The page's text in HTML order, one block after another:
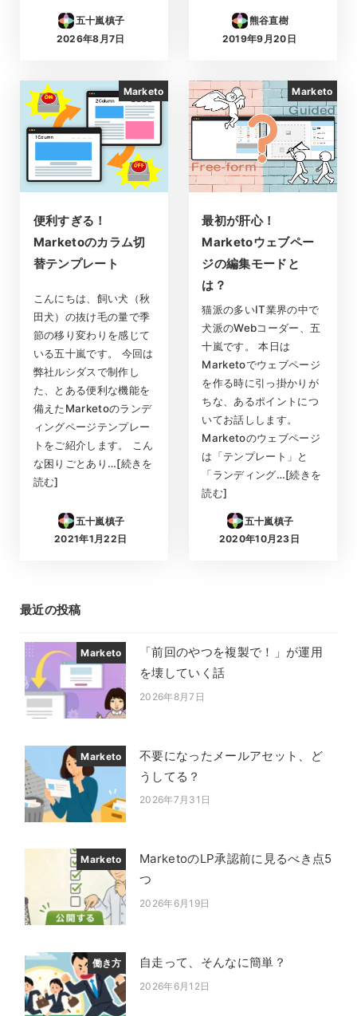
五十嵐槙子
投稿日
2026年8月7日
熊谷直樹
投稿日
2019年9月20日
Marketo
便利すぎる！
Marketoのカラム切
替テンプレート
こんにちは、飼い犬（秋
田犬）の抜け毛の量で季
節の移り変わりを感じて
いる五十嵐です。 今回は
弊社ルシダスで制作し
た、とある便利な機能を
備えたMarketoのランデ
ィングページテンプレー
トをご紹介します。 こん
な困りごとあり…[続きを
読む]
五十嵐槙子
投稿日
2021年1月22日
Marketo
最初が肝心！
Marketoウェブペー
ジの編集モードと
は？
猫派の多いIT業界の中で
犬派のWebコーダー、五
十嵐です。 本日は
Marketoでウェブページ
を作る時に引っ掛かりが
ちな、あるポイントにつ
いてお話しします。
Marketoのウェブページ
は「テンプレート」と
「ランディング…[続きを
読む]
五十嵐槙子
投稿日
2020年10月23日
最近の投稿
Marketo
「前回のやつを複製で！」が運用
を壊していく話
投稿日
2026年8月7日
Marketo
不要になったメールアセット、ど
うしてる？
投稿日
2026年7月31日
Marketo
MarketoのLP承認前に見るべき点5
つ
投稿日
2026年6月19日
働き方 自走って、そんなに簡単？
投稿日
2026年6月12日